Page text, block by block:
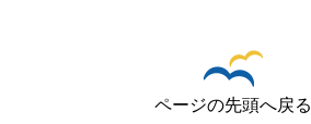
ページの先頭へ戻る